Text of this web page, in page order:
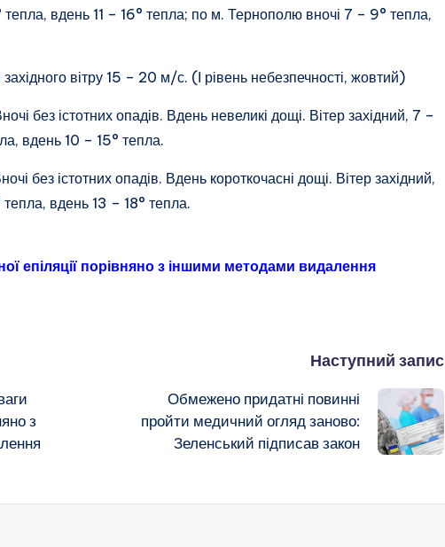
вдень 11 – 16° тепла; по м. Тернополю вночі 7 – 9° тепла,
вітру 15 – 20 м/с. (І рівень небезпечності, жовтий)
без істотних опадів. Вдень невеликі дощі. Вітер західний, 7 –
вдень 10 – 15° тепла.
без істотних опадів. Вдень короткочасні дощі. Вітер західний,
вдень 13 – 18° тепла.
епіляції порівняно з іншими методами видалення
з
Наступний запис
Обмежено придатні повинні
пройти медичний огляд заново:
Зеленський підписав закон